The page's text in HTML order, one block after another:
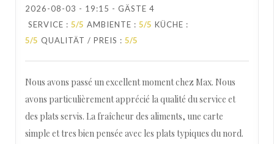
2026-08-03 - 19:15 - GÄSTE 4
SERVICE : 5/5 AMBIENTE : 5/5 KÜCHE :
5/5 QUALITÄT / PREIS : 5/5
Nous avons passé un excellent moment chez Max. Nous
avons particulièrement apprécié la qualité du service et
des plats servis. La fraîcheur des aliments, une carte
simple et tres bien pensée avec les plats typiques du nord.